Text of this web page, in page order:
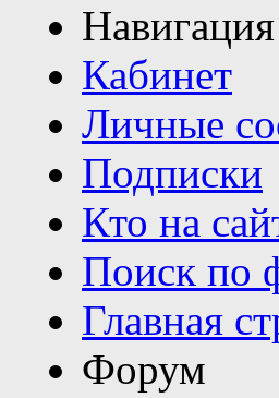
Навигация
Кабинет
Личные
Подписки
Кто на
Поиск по
Главная
Форум